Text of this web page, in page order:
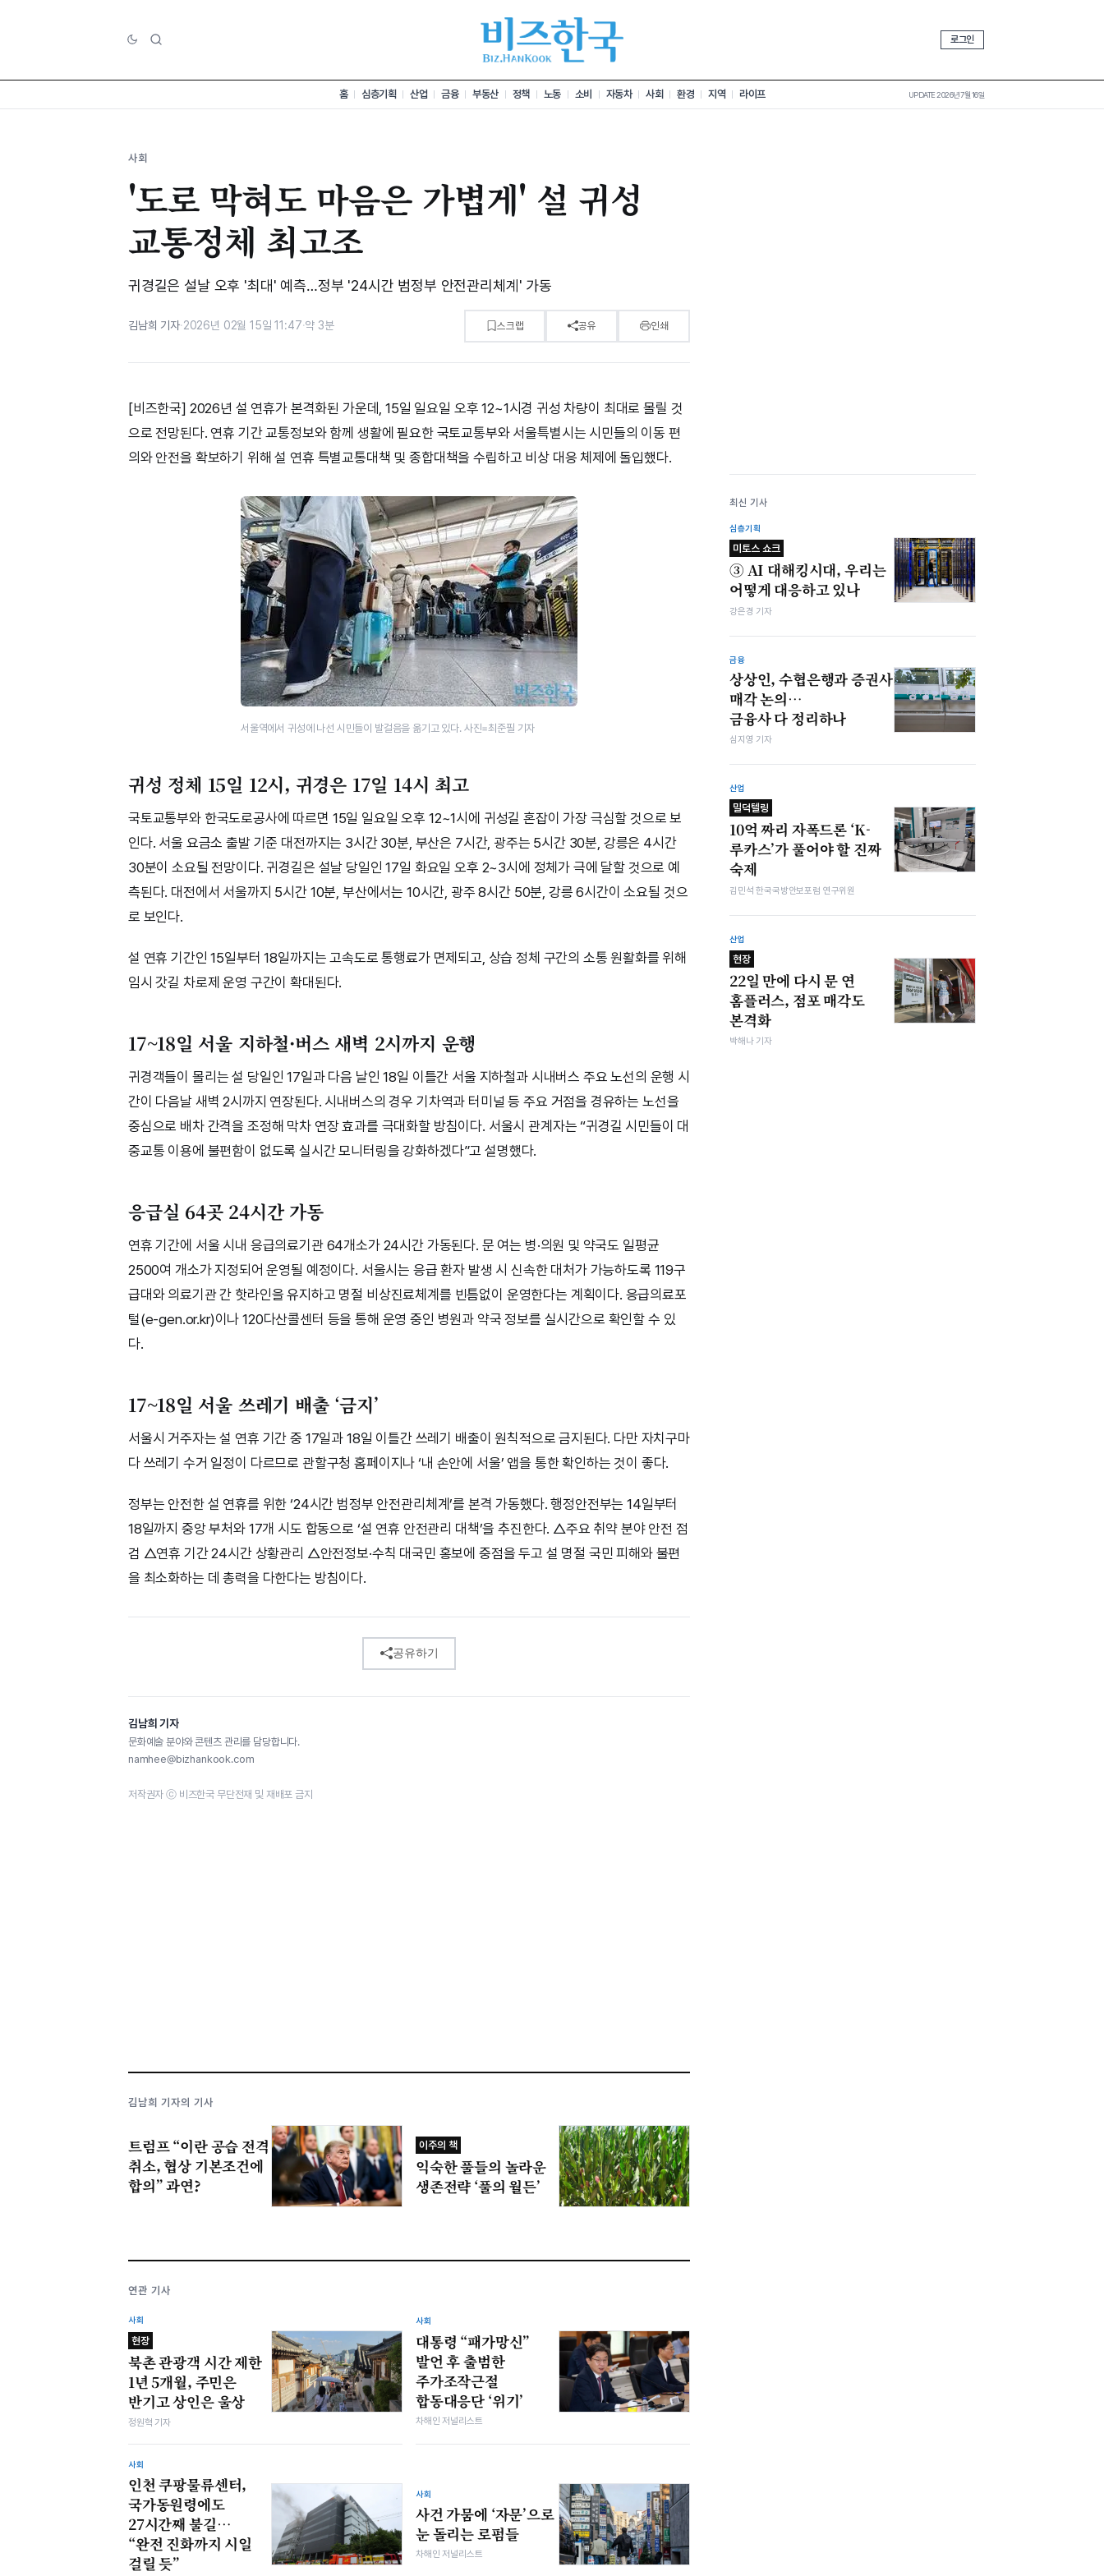
로그인
홈 심층기획 산업 금융 부동산 정책 노동 소비 자동차 사회 환경 지역 라이프 UPDATE 2026년 7월 16일
사회
'도로 막혀도 마음은 가볍게' 설 귀성
교통정체 최고조
귀경길은 설날 오후 '최대' 예측…정부 '24시간 범정부 안전관리체계' 가동
김남희 기자·2026년 02월 15일 11:47·약 3분 스크랩 공유 인쇄
[비즈한국] 2026년 설 연휴가 본격화된 가운데, 15일 일요일 오후 12~1시경 귀성 차량이 최대로 몰릴 것
으로 전망된다. 연휴 기간 교통정보와 함께 생활에 필요한 국토교통부와 서울특별시는 시민들의 이동 편
의와 안전을 확보하기 위해 설 연휴 특별교통대책 및 종합대책을 수립하고 비상 대응 체제에 돌입했다.
서울역에서 귀성에 나선 시민들이 발걸음을 옮기고 있다. 사진=최준필 기자
귀성 정체 15일 12시, 귀경은 17일 14시 최고
국토교통부와 한국도로공사에 따르면 15일 일요일 오후 12~1시에 귀성길 혼잡이 가장 극심할 것으로 보
인다. 서울 요금소 출발 기준 대전까지는 3시간 30분, 부산은 7시간, 광주는 5시간 30분, 강릉은 4시간
30분이 소요될 전망이다. 귀경길은 설날 당일인 17일 화요일 오후 2~3시에 정체가 극에 달할 것으로 예
측된다. 대전에서 서울까지 5시간 10분, 부산에서는 10시간, 광주 8시간 50분, 강릉 6시간이 소요될 것으
로 보인다.
설 연휴 기간인 15일부터 18일까지는 고속도로 통행료가 면제되고, 상습 정체 구간의 소통 원활화를 위해
임시 갓길 차로제 운영 구간이 확대된다.
17~18일 서울 지하철·버스 새벽 2시까지 운행
귀경객들이 몰리는 설 당일인 17일과 다음 날인 18일 이틀간 서울 지하철과 시내버스 주요 노선의 운행 시
간이 다음날 새벽 2시까지 연장된다. 시내버스의 경우 기차역과 터미널 등 주요 거점을 경유하는 노선을
중심으로 배차 간격을 조정해 막차 연장 효과를 극대화할 방침이다. 서울시 관계자는 “귀경길 시민들이 대
중교통 이용에 불편함이 없도록 실시간 모니터링을 강화하겠다”고 설명했다.
응급실 64곳 24시간 가동
연휴 기간에 서울 시내 응급의료기관 64개소가 24시간 가동된다. 문 여는 병·의원 및 약국도 일평균
2500여 개소가 지정되어 운영될 예정이다. 서울시는 응급 환자 발생 시 신속한 대처가 가능하도록 119구
급대와 의료기관 간 핫라인을 유지하고 명절 비상진료체계를 빈틈없이 운영한다는 계획이다. 응급의료포
털(e-gen.or.kr)이나 120다산콜센터 등을 통해 운영 중인 병원과 약국 정보를 실시간으로 확인할 수 있
다.
17~18일 서울 쓰레기 배출 ‘금지’
서울시 거주자는 설 연휴 기간 중 17일과 18일 이틀간 쓰레기 배출이 원칙적으로 금지된다. 다만 자치구마
다 쓰레기 수거 일정이 다르므로 관할구청 홈페이지나 ‘내 손안에 서울’ 앱을 통한 확인하는 것이 좋다.
정부는 안전한 설 연휴를 위한 ‘24시간 범정부 안전관리체계’를 본격 가동했다. 행정안전부는 14일부터
18일까지 중앙 부처와 17개 시도 합동으로 ‘설 연휴 안전관리 대책’을 추진한다. △주요 취약 분야 안전 점
검 △연휴 기간 24시간 상황관리 △안전정보·수칙 대국민 홍보에 중점을 두고 설 명절 국민 피해와 불편
을 최소화하는 데 총력을 다한다는 방침이다.
공유하기
김남희 기자
문화예술 분야와 콘텐츠 관리를 담당합니다.
namhee@bizhankook.com
저작권자 ⓒ 비즈한국 무단전재 및 재배포 금지
김남희 기자의 기사
트럼프 “이란 공습 전격
취소, 협상 기본조건에
합의” 과연?
이주의 책
익숙한 풀들의 놀라운
생존전략 ‘풀의 월든’
연관 기사
사회
현장
북촌 관광객 시간 제한
1년 5개월, 주민은
반기고 상인은 울상
정원혁 기자
사회
대통령 “패가망신”
발언 후 출범한
주가조작근절
합동대응단 ‘위기’
차해인 저널리스트
사회
인천 쿠팡물류센터,
국가동원령에도
27시간째 불길…
“완전 진화까지 시일
걸릴 듯”
사회
사건 가뭄에 ‘자문’으로
눈 돌리는 로펌들
차해인 저널리스트
최신 기사
심층기획
미토스 쇼크
③ AI 대해킹시대, 우리는
어떻게 대응하고 있나
강은경 기자
금융
상상인, 수협은행과 증권사
매각 논의…
금융사 다 정리하나
심지영 기자
산업
밀덕텔링
10억 짜리 자폭드론 ‘K-
루카스’가 풀어야 할 진짜
숙제
김민석 한국국방안보포럼 연구위원
산업
현장
22일 만에 다시 문 연
홈플러스, 점포 매각도
본격화
박해나 기자